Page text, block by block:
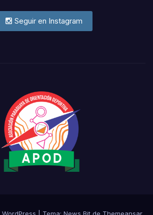
Seguir en Instagram
Tema: News Bit de Themeansar